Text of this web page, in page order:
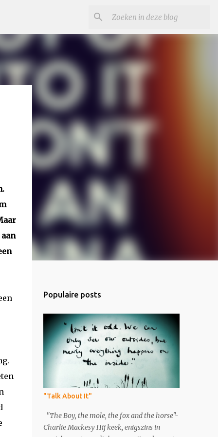
Populaire posts
"Talk About It"
"The Boy, the mole, the fox and the horse"-
Charlie Mackesy Hij keek, enigszins in